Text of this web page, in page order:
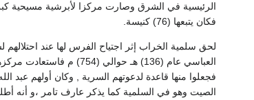
الرئيسية في الشرق وصارت مركزا لأبرشية مسيحية
فكان يتبعها (76) كنيسة.
العباسي عام (136) هـ
فجعلوا منها قاعدة لدعوتهم السرية , وكان أولهم
الصيت وهو في السلمية كما يذكر عارف تامر ،و أنه